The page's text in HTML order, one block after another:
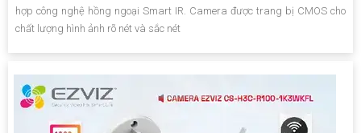
hợp công nghệ hồng ngoại Smart IR. Camera được trang bị CMOS cho
chất lượng hình ảnh rõ nét và sắc nét